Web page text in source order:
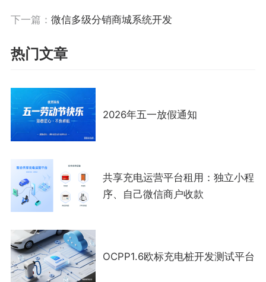
下一篇： 微信多级分销商城系统开发
热门文章
2026年五一放假通知
共享充电运营平台租用：独立小程
序、自己微信商户收款
OCPP1.6欧标充电桩开发测试平台